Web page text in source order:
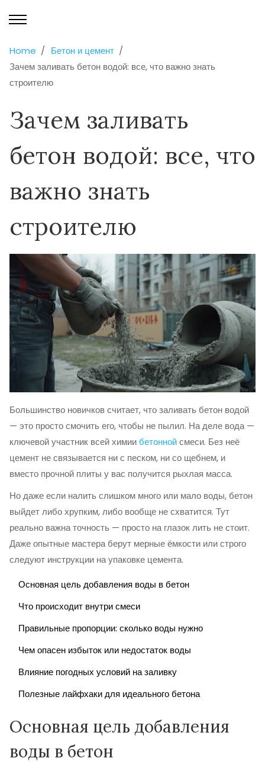
Home
Бетон и цемент
Зачем заливать бетон водой: все, что важно знать
строителю
Зачем заливать
бетон водой: все, что
важно знать
строителю
Большинство новичков считает, что заливать бетон водой
— это просто смочить его, чтобы не пылил. На деле вода —
ключевой участник всей химиибетоннойсмеси. Без неё
цемент не связывается ни с песком, ни со щебнем, и
вместо прочной плиты у вас получится рыхлая масса.
Но даже если налить слишком много или мало воды, бетон
выйдет либо хрупким, либо вообще не схватится. Тут
реально важна точность — просто на глазок лить не стоит.
Даже опытные мастера берут мерные ёмкости или строго
следуют инструкции на упаковке цемента.
Основная цель добавления воды в бетон
Что происходит внутри смеси
Правильные пропорции: сколько воды нужно
Чем опасен избыток или недостаток воды
Влияние погодных условий на заливку
Полезные лайфхаки для идеального бетона
Основная цель добавления
воды в бетон